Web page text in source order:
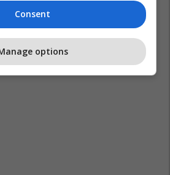
Consent
options